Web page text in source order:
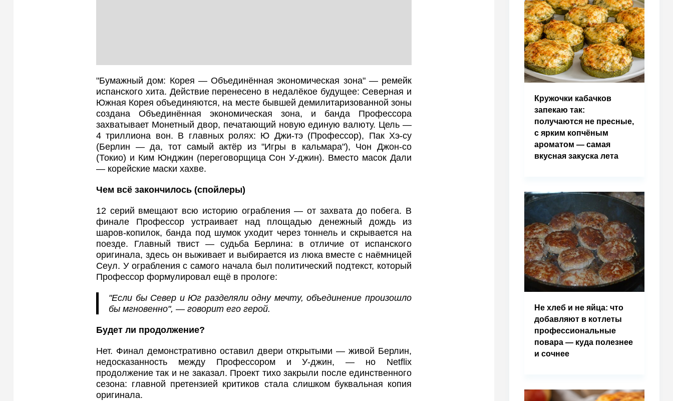
"Бумажный дом: Корея — Объединённая экономическая зона" — ремейк
испанского хита. Действие перенесено в недалёкое будущее: Северная и
Южная Корея объединяются, на месте бывшей демилитаризованной зоны
создана Объединённая экономическая зона, и банда Профессора
захватывает Монетный двор, печатающий новую единую валюту. Цель —
4 триллиона вон. В главных ролях: Ю Джи-тэ (Профессор), Пак Хэ-су
(Берлин — да, тот самый актёр из "Игры в кальмара"), Чон Джон-со
(Токио) и Ким Юнджин (переговорщица Сон У-джин). Вместо масок Дали
— корейские маски хахве.
Чем всё закончилось (спойлеры)
12 серий вмещают всю историю ограбления — от захвата до побега. В
финале Профессор устраивает над площадью денежный дождь из
шаров-копилок, банда под шумок уходит через тоннель и скрывается на
поезде. Главный твист — судьба Берлина: в отличие от испанского
оригинала, здесь он выживает и выбирается из люка вместе с наёмницей
Сеул. У ограбления с самого начала был политический подтекст, который
Профессор формулировал ещё в прологе:
"Если бы Север и Юг разделяли одну мечту, объединение произошло
бы мгновенно", — говорит его герой.
Будет ли продолжение?
Нет. Финал демонстративно оставил двери открытыми — живой Берлин,
недосказанность между Профессором и У-джин, — но Netflix
продолжение так и не заказал. Проект тихо закрыли после единственного
сезона: главной претензией критиков стала слишком буквальная копия
оригинала.
Кружочки кабачков
запекаю так:
получаются не пресные,
с ярким копчёным
ароматом — самая
вкусная закуска лета
Не хлеб и не яйца: что
добавляют в котлеты
профессиональные
повара — куда полезнее
и сочнее